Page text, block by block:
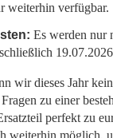
weiterhin verfügbar.
Es werden nur
wir dieses Jahr
zu einer
perfekt zu
weiterhin möglich,
wieder fit zu
auf den